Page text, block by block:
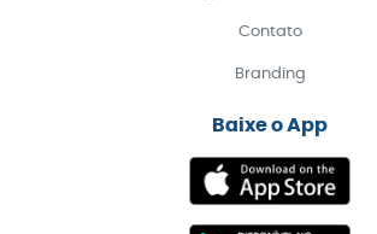
Contato
Branding
Baixe o App